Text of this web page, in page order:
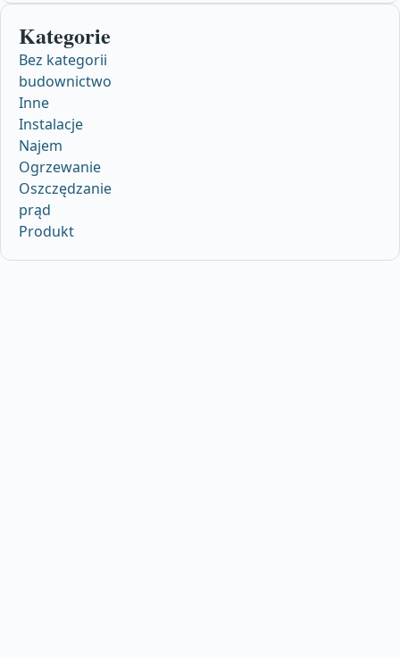
Kategorie
Bez kategorii
budownictwo
Inne
Instalacje
Najem
Ogrzewanie
Oszczędzanie
prąd
Produkt